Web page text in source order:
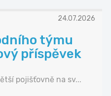
24.07.2026
týmu
příspěvek
pojišťovně na sv...